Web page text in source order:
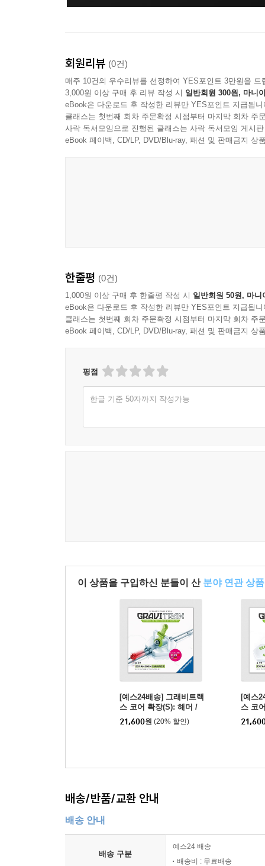
회원리뷰 (0건)
매주 10건의 우수리뷰를 선정하여 YES포인트 3만원을 드
3,000원 이상 구매 후 리뷰 작성 시 일반회원 300원, 마니
eBook은 다운로드 후 작성한 리뷰만 YES포인트 지급됩니
클래스는 첫번째 회차 주문확정 시점부터 마지막 회차 주
사락 독서모임으로 진행된 클래스는 사락 독서모임 게시
eBook 페이백, CD/LP, DVD/Blu-ray, 패션 및 판매금지 상
한줄평 (0건)
1,000원 이상 구매 후 한줄평 작성 시 일반회원 50원, 마니
eBook은 다운로드 후 작성한 리뷰만 YES포인트 지급됩니
클래스는 첫번째 회차 주문확정 시점부터 마지막 회차 주
eBook 페이백, CD/LP, DVD/Blu-ray, 패션 및 판매금지 상
평점
한글 기준 50자까지 작성가능
이 상품을 구입하신 분들이 산 분야 연관 상품
[예스24배송] 그래비트랙
스 코어 확장(S): 해머 /
마블런[8세이상,1인이상]
21,600원 (20% 할인)
[예스
스 코
퍼 / 마
이상]
배송/반품/교환 안내
배송 안내
배송 구분
예스24 배송
배송비 : 무료배송